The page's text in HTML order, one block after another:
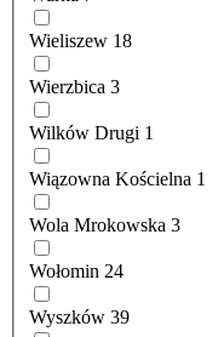
Wieliszew 18
Wierzbica 3
Wilków Drugi 1
Wiązowna Kościelna 1
Wola Mrokowska 3
Wołomin 24
Wyszków 39